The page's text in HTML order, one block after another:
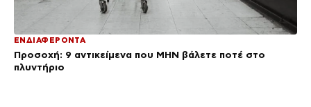
ΕΝΔΙΑΦΕΡΟΝΤΑ
Προσοχή: 9 αντικείμενα που ΜΗΝ βάλετε ποτέ στο
πλυντήριο